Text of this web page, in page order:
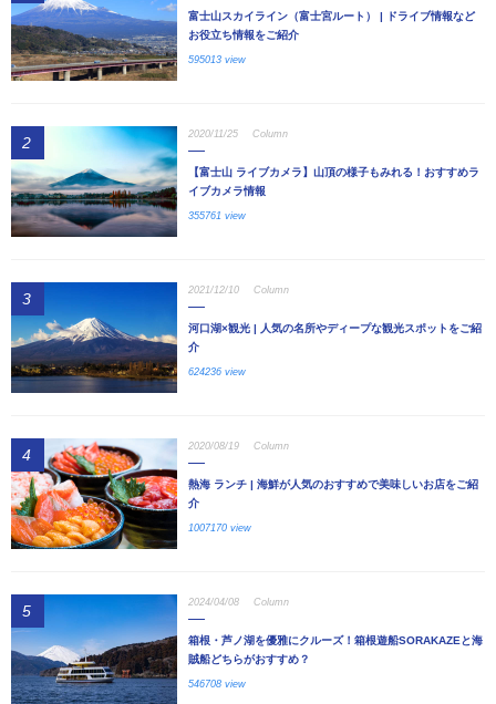
富士山スカイライン（富士宮ルート） | ドライブ情報など
お役立ち情報をご紹介
595013 view
2 2020/11/25 Column
【富士山 ライブカメラ】山頂の様子もみれる！おすすめラ
イブカメラ情報
355761 view
3 2021/12/10 Column
河口湖×観光 | 人気の名所やディープな観光スポットをご紹
介
624236 view
4 2020/08/19 Column
熱海 ランチ | 海鮮が人気のおすすめで美味しいお店をご紹
介
1007170 view
5 2024/04/08 Column
箱根・芦ノ湖を優雅にクルーズ！箱根遊船SORAKAZEと海
賊船どちらがおすすめ？
546708 view